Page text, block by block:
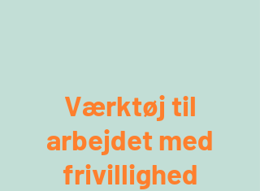
Værktøj til
arbejdet med
frivillighed